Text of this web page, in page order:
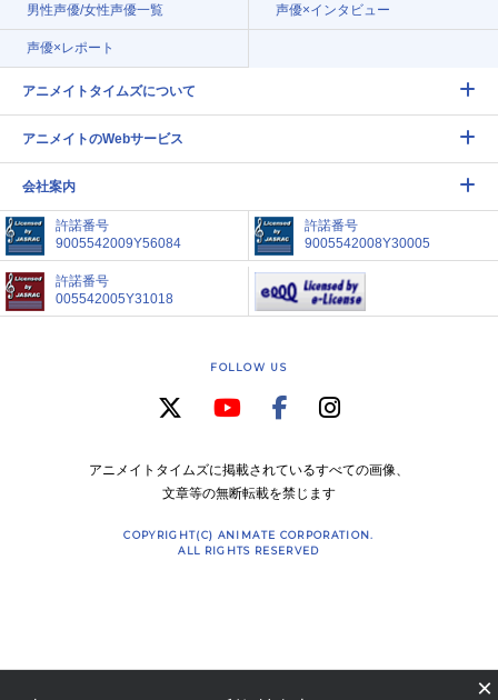
男性声優/女性声優一覧 声優×インタビュー
声優×レポート
アニメイトタイムズについて
アニメイトのWebサービス
会社案内
許諾番号
9005542009Y56084
許諾番号
9005542008Y30005
許諾番号
005542005Y31018
FOLLOW US
アニメイトタイムズに掲載されているすべての画像、
文章等の無断転載を禁じます
COPYRIGHT(C) ANIMATE CORPORATION.
ALL RIGHTS RESERVED
×